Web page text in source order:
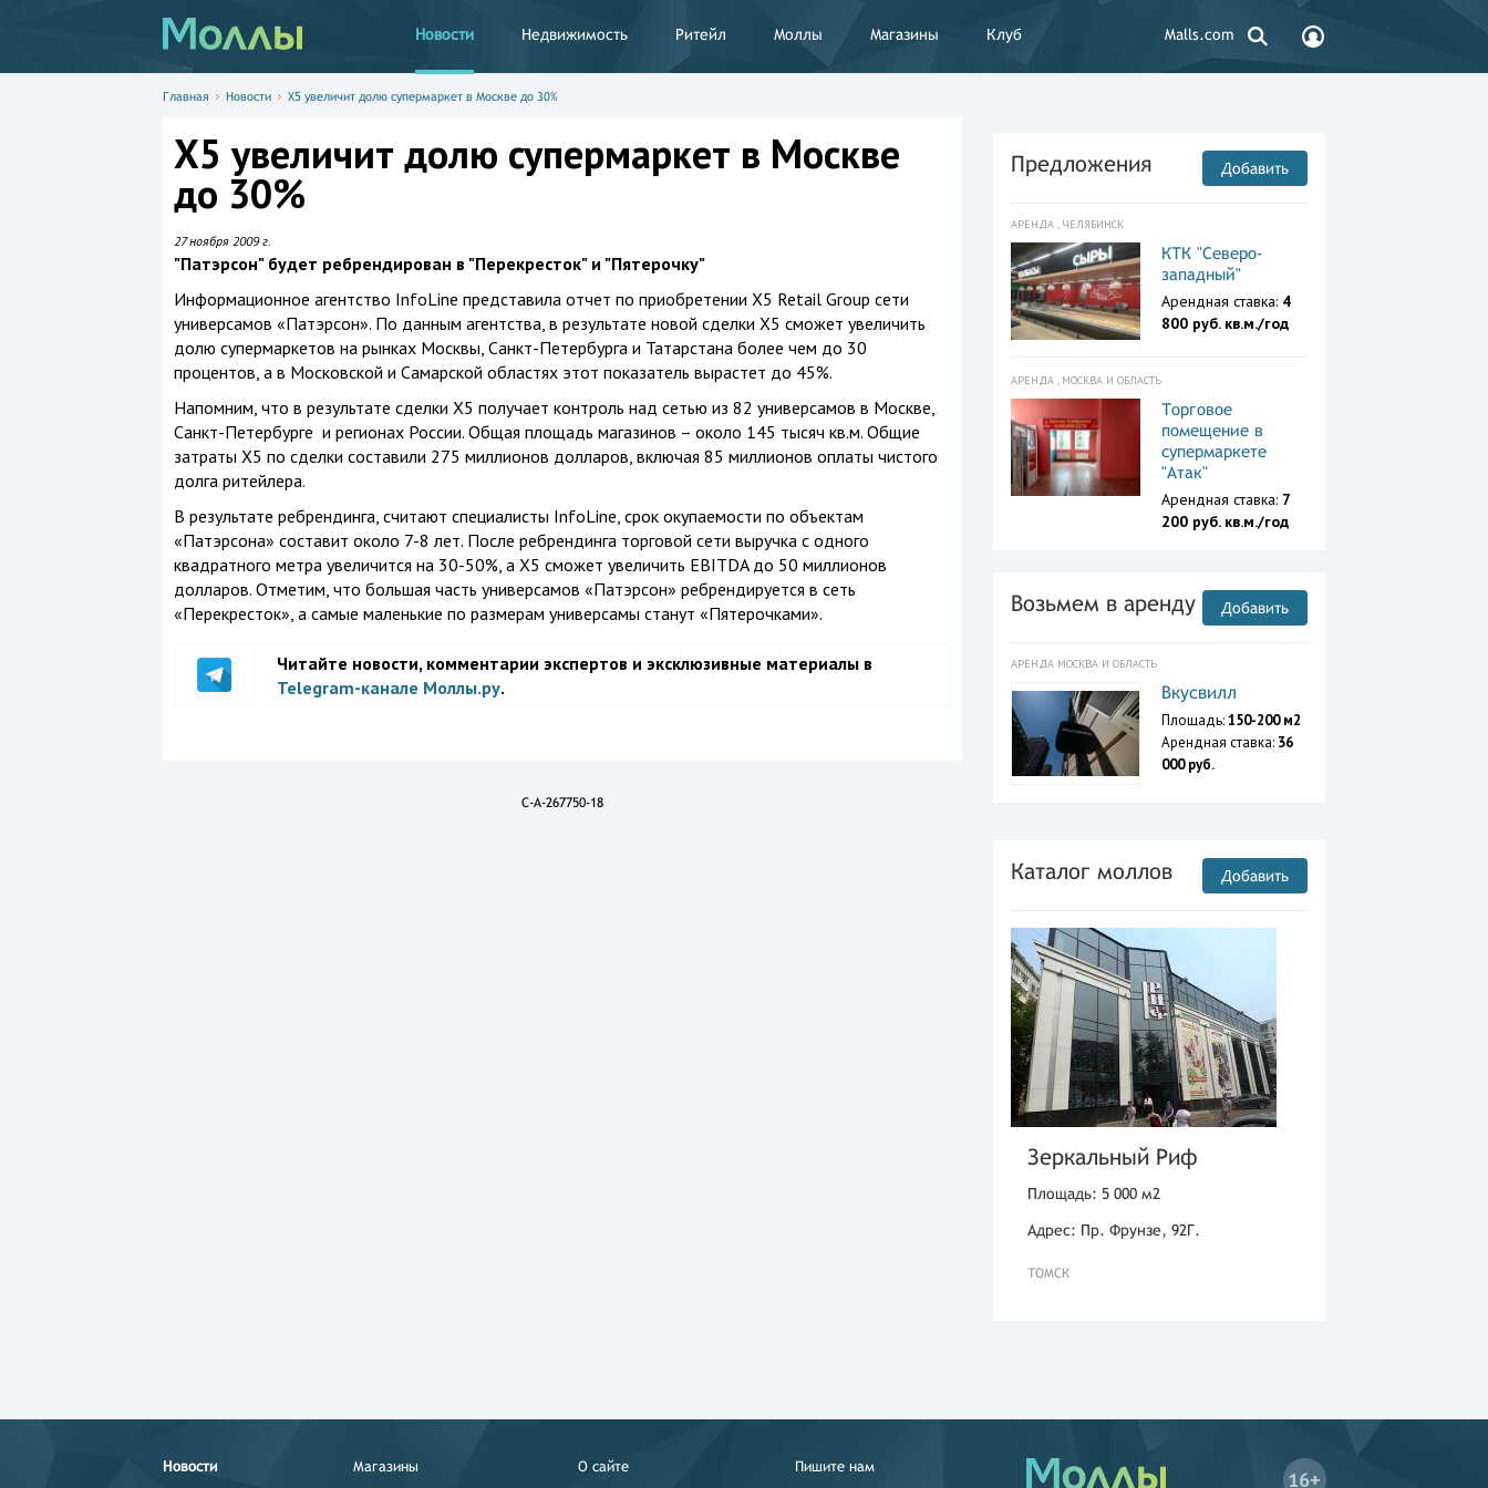
Новости Недвижимость Ритейл Моллы Магазины Клуб Malls.com
Главная Новости X5 увеличит долю супермаркет в Москве до 30%
X5 увеличит долю супермаркет в Москве
до 30%
27 ноября 2009 г.
"Патэрсон" будет ребрендирован в "Перекресток" и "Пятерочку"
Информационное агентство InfoLine представила отчет по приобретении X5 Retail Group сети
универсамов «Патэрсон». По данным агентства, в результате новой сделки X5 сможет увеличить
долю супермаркетов на рынках Москвы, Санкт-Петербурга и Татарстана более чем до 30
процентов, а в Московской и Самарской областях этот показатель вырастет до 45%.
Напомним, что в результате сделки X5 получает контроль над сетью из 82 универсамов в Москве,
Санкт-Петербурге и регионах России. Общая площадь магазинов – около 145 тысяч кв.м. Общие
затраты X5 по сделки составили 275 миллионов долларов, включая 85 миллионов оплаты чистого
долга ритейлера.
В результате ребрендинга, считают специалисты InfoLine, срок окупаемости по объектам
«Патэрсона» составит около 7-8 лет. После ребрендинга торговой сети выручка с одного
квадратного метра увеличится на 30-50%, а X5 сможет увеличить EBITDA до 50 миллионов
долларов. Отметим, что большая часть универсамов «Патэрсон» ребрендируется в сеть
«Перекресток», а самые маленькие по размерам универсамы станут «Пятерочками».
Читайте новости, комментарии экспертов и эксклюзивные материалы в
Telegram-канале Моллы.ру.
C-A-267750-18
Предложения Добавить
АРЕНДА , ЧЕЛЯБИНСК
КТК "Северо-
западный"
Арендная ставка: 4
800 руб. кв.м./год
АРЕНДА , МОСКВА И ОБЛАСТЬ
Торговое
помещение в
супермаркете
"Атак"
Арендная ставка: 7
200 руб. кв.м./год
Возьмем в аренду Добавить
АРЕНДА МОСКВА И ОБЛАСТЬ
Вкусвилл
Площадь:150-200 м2
Арендная ставка: 36
000 руб.
Каталог моллов Добавить
Зеркальный Риф
Площадь: 5 000 м2
Адрес: Пр. Фрунзе, 92Г.
ТОМСК
Новости Магазины О сайте Пишите нам
16+